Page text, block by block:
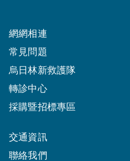
網網相連
常見問題
烏日林新救護隊
轉診中心
採購暨招標專區
交通資訊
聯絡我們